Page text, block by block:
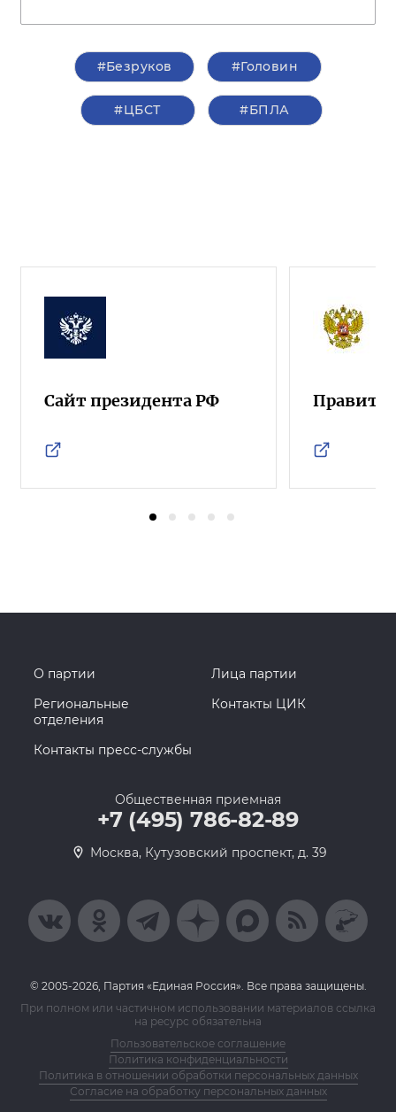
#Безруков #Головин
#ЦБСТ #БПЛА
Сайт президента РФ
О партии
Лица партии
Региональные
отделения
Контакты ЦИК
Контакты пресс-службы
Общественная приемная
+7 (495) 786-82-89
Москва, Кутузовский проспект, д. 39
© 2005-2026, Партия «Единая Россия». Все права защищены.
При полном или частичном использовании материалов ссылка
на ресурс обязательна
Пользовательское соглашение
Политика конфиденциальности
Политика в отношении обработки персональных данных
Согласие на обработку персональных данных